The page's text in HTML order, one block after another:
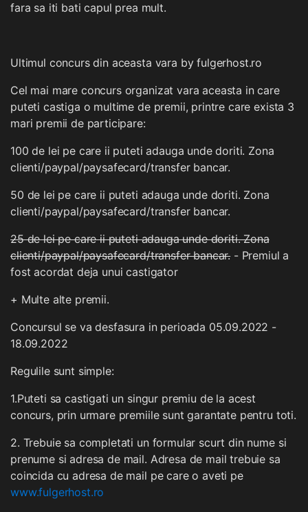
fara sa iti bati capul prea mult.
Ultimul concurs din aceasta vara by fulgerhost.ro
Cel mai mare concurs organizat vara aceasta in care
puteti castiga o multime de premii, printre care exista 3
mari premii de participare:
100 de lei pe care ii puteti adauga unde doriti. Zona
clienti/paypal/paysafecard/transfer bancar.
50 de lei pe care ii puteti adauga unde doriti. Zona
clienti/paypal/paysafecard/transfer bancar.
25 de lei pe care ii puteti adauga unde doriti. Zona
clienti/paypal/paysafecard/transfer bancar.- Premiul a
fost acordat deja unui castigator
+ Multe alte premii.
Concursul se va desfasura in perioada 05.09.2022 -
18.09.2022
Regulile sunt simple:
1.Puteti sa castigati un singur premiu de la acest
concurs, prin urmare premiile sunt garantate pentru toti.
2. Trebuie sa completati un formular scurt din nume si
prenume si adresa de mail. Adresa de mail trebuie sa
coincida cu adresa de mail pe care o aveti pe
www.fulgerhost.ro